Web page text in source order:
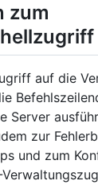
zum
auf die
Server
zur
und zum